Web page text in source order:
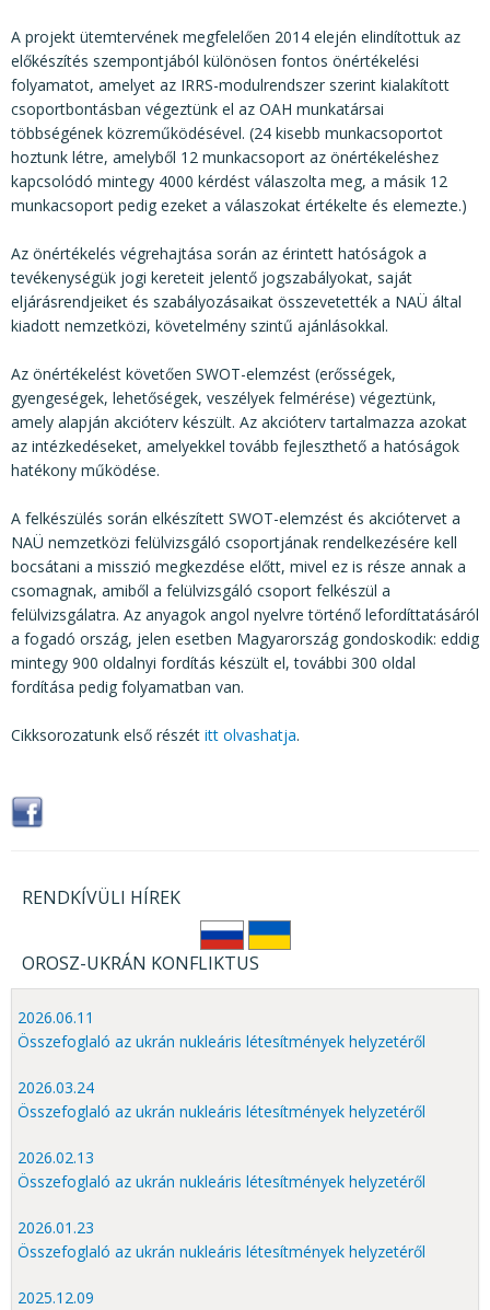
A projekt ütemtervének megfelelően 2014 elején elindítottuk az
előkészítés szempontjából különösen fontos önértékelési
folyamatot, amelyet az IRRS-modulrendszer szerint kialakított
csoportbontásban végeztünk el az OAH munkatársai
többségének közreműködésével. (24 kisebb munkacsoportot
hoztunk létre, amelyből 12 munkacsoport az önértékeléshez
kapcsolódó mintegy 4000 kérdést válaszolta meg, a másik 12
munkacsoport pedig ezeket a válaszokat értékelte és elemezte.)
Az önértékelés végrehajtása során az érintett hatóságok a
tevékenységük jogi kereteit jelentő jogszabályokat, saját
eljárásrendjeiket és szabályozásaikat összevetették a NAÜ által
kiadott nemzetközi, követelmény szintű ajánlásokkal.
Az önértékelést követően SWOT-elemzést (erősségek,
gyengeségek, lehetőségek, veszélyek felmérése) végeztünk,
amely alapján akcióterv készült. Az akcióterv tartalmazza azokat
az intézkedéseket, amelyekkel tovább fejleszthető a hatóságok
hatékony működése.
A felkészülés során elkészített SWOT-elemzést és akciótervet a
NAÜ nemzetközi felülvizsgáló csoportjának rendelkezésére kell
bocsátani a misszió megkezdése előtt, mivel ez is része annak a
csomagnak, amiből a felülvizsgáló csoport felkészül a
felülvizsgálatra. Az anyagok angol nyelvre történő lefordíttatásáról
a fogadó ország, jelen esetben Magyarország gondoskodik: eddig
mintegy 900 oldalnyi fordítás készült el, további 300 oldal
fordítása pedig folyamatban van.
Cikksorozatunk első részét itt olvashatja.
RENDKÍVÜLI HÍREK
OROSZ-UKRÁN KONFLIKTUS
2026.06.11
Összefoglaló az ukrán nukleáris létesítmények helyzetéről
2026.03.24
Összefoglaló az ukrán nukleáris létesítmények helyzetéről
2026.02.13
Összefoglaló az ukrán nukleáris létesítmények helyzetéről
2026.01.23
Összefoglaló az ukrán nukleáris létesítmények helyzetéről
2025.12.09